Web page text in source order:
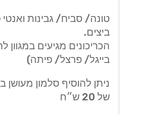
טונה/ סביח/ גבינות
ביצים.
הכריכונים מגיעים במגוון
בייגל/ פרצל/ פיתה)
ניתן להוסיף סלמון
של 20 ש״ח